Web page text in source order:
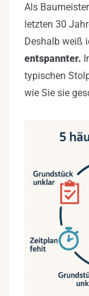
Als
letzten 30
Deshalb weiß
entspannter.
typischen
wie Sie sie